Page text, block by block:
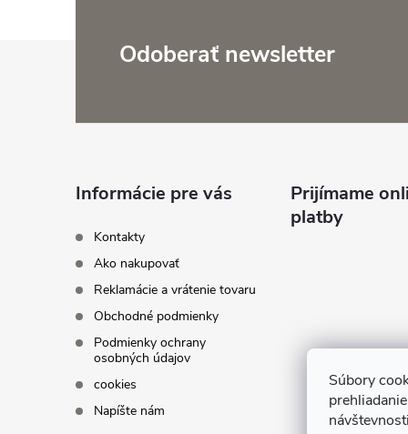
Súbory
Odoberať newsletter
Informácie pre vás
Kontakty
Ako nakupovať
Reklamácie a vrátenie tovaru
Obchodné podmienky
Podmienky ochrany
osobných údajov
cookies
Napíšte nám
Prijímame
platby